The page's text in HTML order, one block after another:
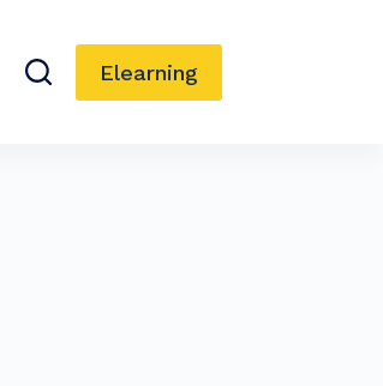
Elearning